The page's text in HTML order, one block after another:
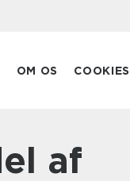
OM OS COOKIES